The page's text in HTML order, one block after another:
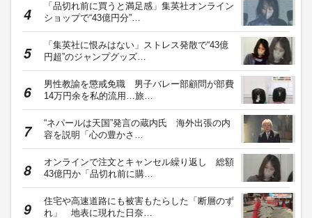
「品切れ前に買うと満足感」集英社オンライン
ショップで“43億円分”…
「集英社に恨みはない」ストレス発散で“43億
円超”のジャンプグッズ…
男性教諭を懲戒免職 男子バレー部顧問が部費
14万円余を私的流用…旅…
“ネパールは天国”発言の蔵内氏 海外出張の内
容を説明「心の豊かさ…
オンラインで注文とキャンセル繰り返し 総額
43億円か「品切れ前に購…
住宅や高速道路にも被害もたらした「断層のず
れ」 地表に現れた日奈…